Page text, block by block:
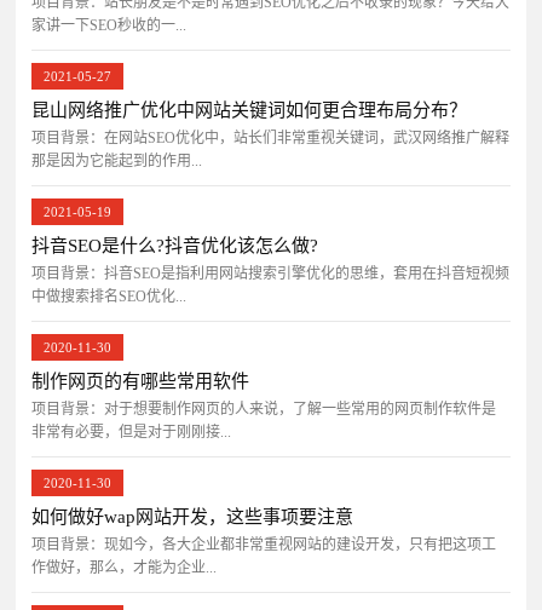
家讲一下SEO秒收的一...
2021-05-27
昆山网络推广优化中网站关键词如何更合理布局分布？
项目背景：在网站SEO优化中，站长们非常重视关键词，武汉网络推广解释
那是因为它能起到的作用...
2021-05-19
抖音SEO是什么?抖音优化该怎么做?
项目背景：抖音SEO是指利用网站搜索引擎优化的思维，套用在抖音短视频
中做搜索排名SEO优化...
2020-11-30
制作网页的有哪些常用软件
项目背景：对于想要制作网页的人来说，了解一些常用的网页制作软件是
非常有必要，但是对于刚刚接...
2020-11-30
如何做好wap网站开发，这些事项要注意
项目背景：​现如今，各大企业都非常重视网站的建设开发，只有把这项工
作做好，那么，才能为企业...